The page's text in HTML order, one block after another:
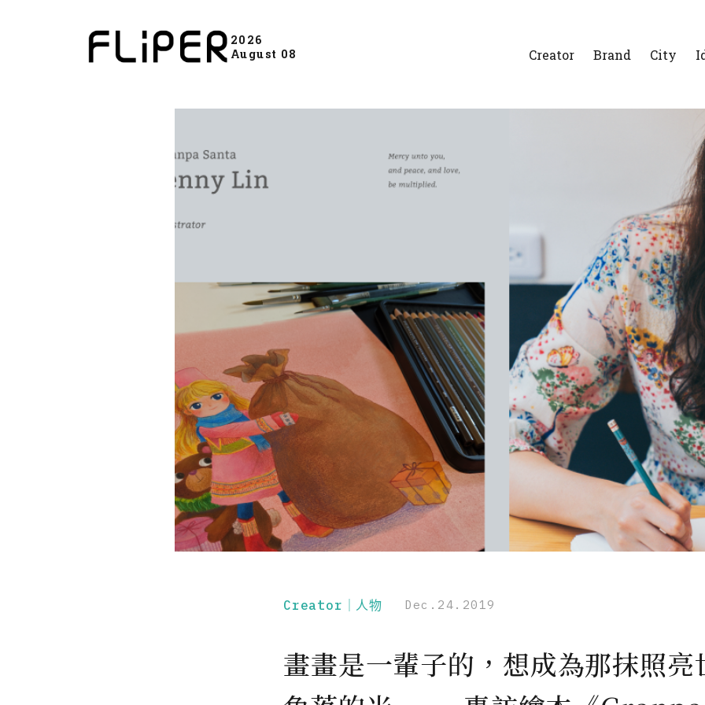
2026
August 08
Creator Brand City
Creator｜人物 Dec.24.2019
畫畫是一輩子的，想成為那抹照亮